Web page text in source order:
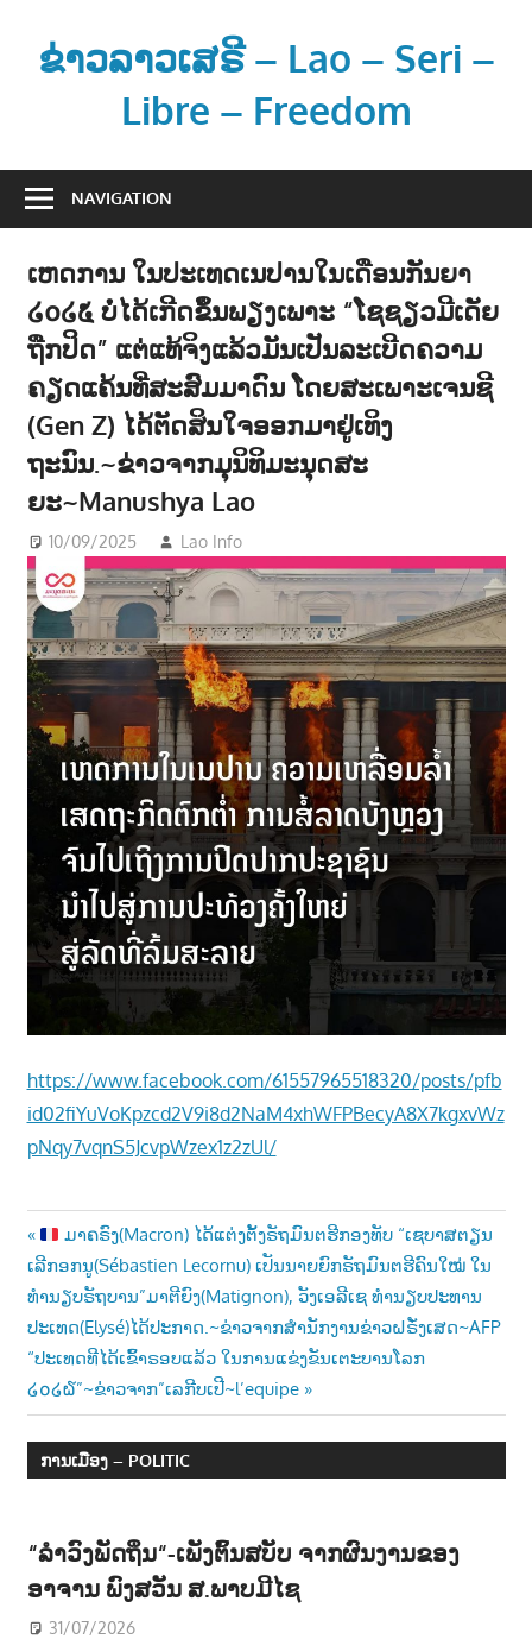
contentຂ່າວລາວເສຣີ – Lao – Seri –
Libre – Freedom
າ
ລ
ະ
ຂໍ້
ນ
ຂ່
າ
ວ
າ
ນ
NAVIGATION
ເຫດການ ໃນປະເທດເນປານໃນເດືອນກັນຍາ
໒໐໒໕ ບໍ່ໄດ້ເກີດຂຶ້ນພຽງເພາະ “ໂຊຊຽວມີເດັຍ
ຖືກປິດ” ແຕ່ແທ້ຈິງແລ້ວມັນເປັນລະເບີດຄວາມ
ຄຽດແຄ້ນທີ່ສະສົມມາດົນ ໂດຍສະເພາະເຈນຊີ
(Gen Z) ໄດ້ຕັດສິນໃຈອອກມາຢູ່ເທິງ
ຖະນົນ.~ຂ່າວຈາກມຸນິທິມະນຸດສະ
ຍະ~Manushya Lao
10/09/2025 Lao Info
NEWS,ສັງຄົມ - SOCIETY
https://www.facebook.com/61557965518320/posts/pfb
id02fiYuVoKpzcd2V9i8d2NaM4xhWFPBecyA8X7kgxvWz
pNqy7vqnS5JcvpWzex1z2zUl/
Post
navigation
Previous
Post:
ມາຄຣົງ(Macron) ໄດ້ແຕ່ງຕັ້ງຣັຖມົນຕຮີກອງທັບ “ເຊບາສຕຽນ
ເລີກອກນູ(Sébastien Lecornu) ເປັນນາຍຍົກຣັຖມົນຕຮີຄົນໃໝ່ ໃນ
ທຳນຽບຣັຖບານ”ມາຕີຍົງ(Matignon), ວັງເອລີເຊ ທຳນຽບປະທານ
ປະເທດ(Elysé)ໄດ້ປະກາດ.~ຂ່າວຈາກສຳນັກງານຂ່າວຝຣັ່ງເສດ~AFP
Next
Post:
“ປະເທດທີໄດ້ເຂົ້າຣອບແລ້ວ ໃນການແຂ່ງຂັນເຕະບານໂລກ
໒໐໒໖”~ຂ່າວຈາກ”ເລກີບເປີ~l’equipe
ການເມືອງ – POLITIC
“ລຳວົງພັດຖິ່ນ“-ເພັງຕົ້ນສບັບ ຈາກຜົນງານຂອງ
ອາຈານ ພົງສວັນ ສ.ພາບມີໄຊ
31/07/2026